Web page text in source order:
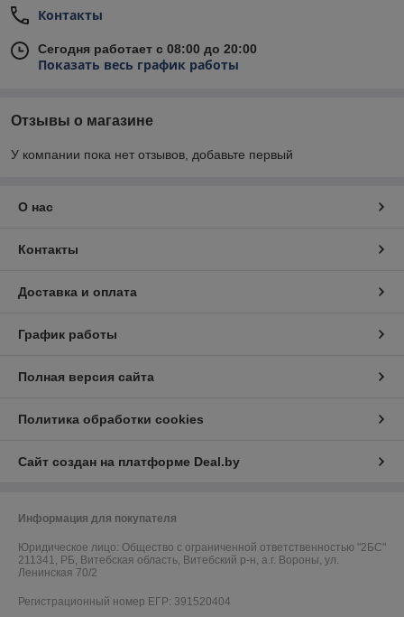
Контакты
Сегодня работает с 08:00 до 20:00
Показать весь график работы
Отзывы о магазине
У компании пока нет отзывов, добавьте первый
О нас
Контакты
Доставка и оплата
График работы
Полная версия сайта
Политика обработки cookies
Сайт создан на платформе Deal.by
Информация для покупателя
Юридическое лицо: Общество с ограниченной ответственностью "2БС"
211341, РБ, Витебская область, Витебский р-н, а.г. Вороны, ул.
Ленинская 70/2
Регистрационный номер ЕГР: 391520404